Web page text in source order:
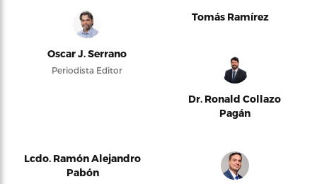
Oscar J. Serrano
Periodista Editor
Tomás Ramírez
Dr. Ronald Collazo
Pagán
Lcdo. Ramón Alejandro
Pabón